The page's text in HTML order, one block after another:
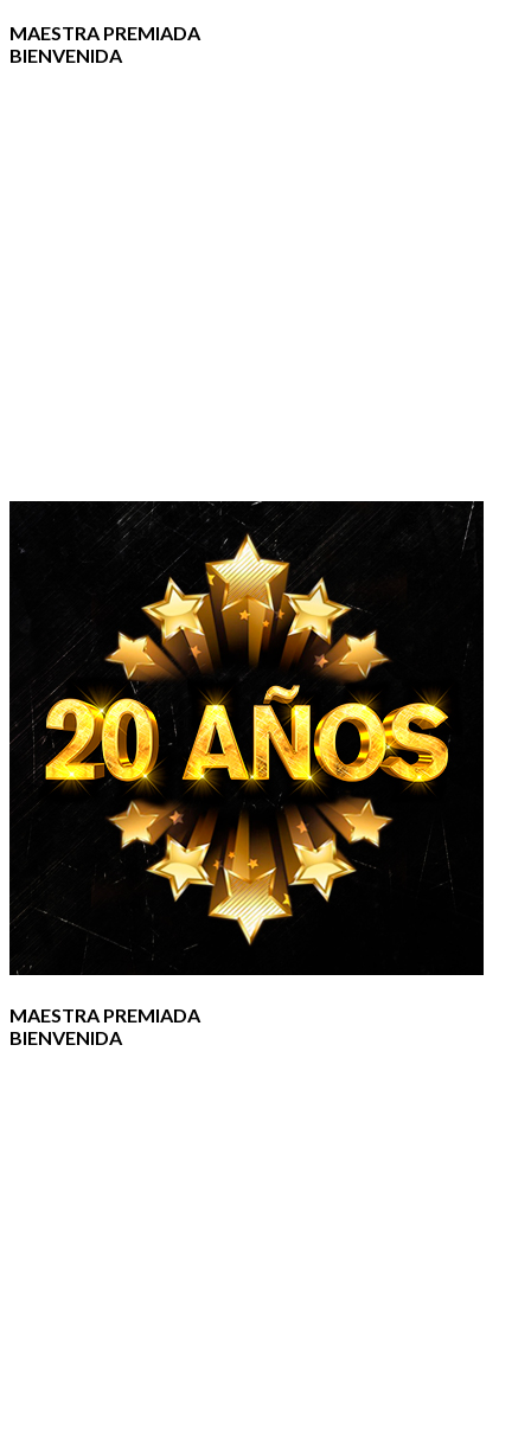
MAESTRA PREMIADA
BIENVENIDA
MAESTRA PREMIADA
BIENVENIDA